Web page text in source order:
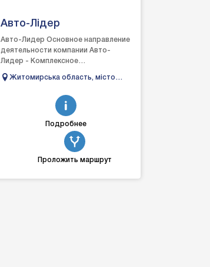
Авто-Лідер
Авто-Лидер Основное направление
деятельности компании Авто-
Лидер - Комплексное
микроавтобусов и минивенов всех
Житомирська область, місто
Подробнее
Проложить маршрут